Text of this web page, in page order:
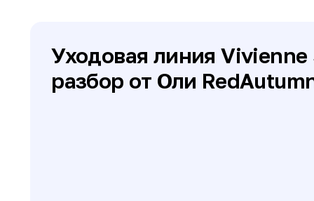
Уходовая линия Vivienne
разбор от Оли